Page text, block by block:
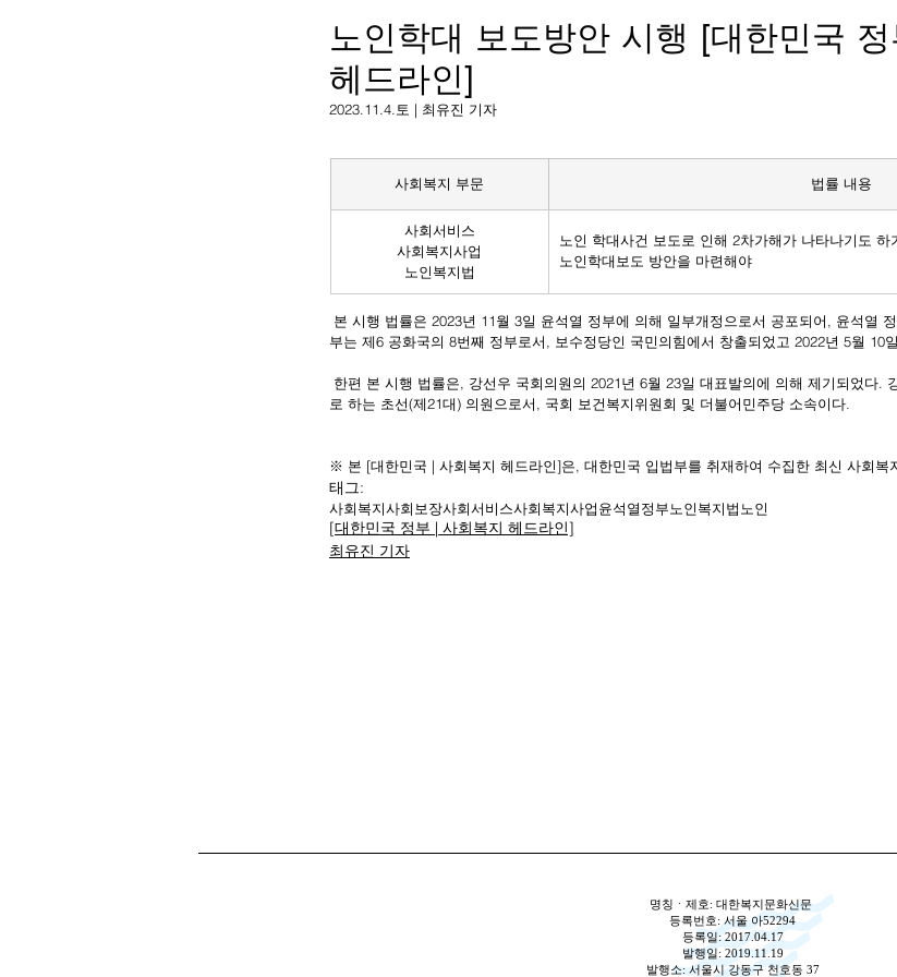
노인학대 보도방안 시행 [대한민국
헤드라인]
2023.11.4.토 | 최유진 기자
사회복지 부문 법률 내용
사회서비스
사회복지사업
노인복지법
노인 학대사건 보도로 인해 2차가해가 나타나기도 하
노인학대보도 방안을 마련해야
부는 제6 공화국의 8번째 정부로서, 보수정당인 국민의힘에서 창출되었고 2022년 5월 10
로 하는 초선(제21대) 의원으로서, 국회 보건복지위원회 및 더불어민주당 소속이다.
※ 본 [대한민국 | 사회복지 헤드라인]은, 대한민국 입법부를 취재하여 수집한 최신 사회복
태그:
사회복지사회보장사회서비스사회복지사업윤석열정부노인복지법 노인
[대한민국 정부 | 사회복지 헤드라인]
최유진 기자
명칭ㆍ제호: 대한복지문화신문
등록번호: 서울 아52294
등록일: 2017.04.17
발행일: 2019.11.19
발행소: 서울시 강동구 천호동 37